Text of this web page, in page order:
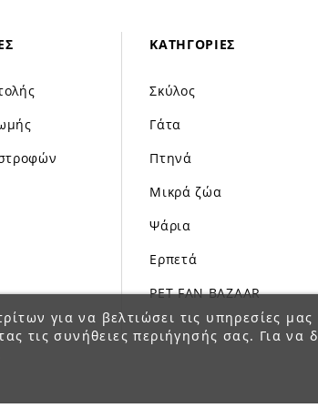
ΚΑΤΗΓΟΡΊΕΣ
Σκύλος
Γάτα
Πτηνά
Μικρά ζώα
Ψάρια
Ερπετά
PET FAN BAZAAR
για να βελτιώσει τις υπηρεσίες μας
τις συνήθειες περιήγησής σας. Για να